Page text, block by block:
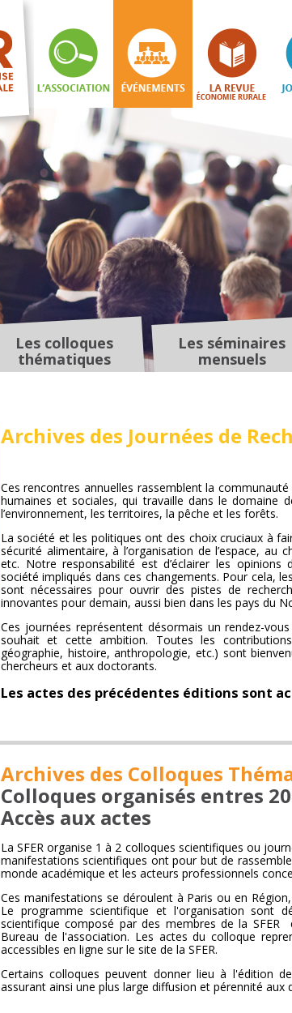
Les colloques
thématiques
Les séminaires
mensuels
Archives des Journées de
Ces rencontres annuelles rassemblent la
humaines et sociales, qui travaille dans le domaine
l’environnement, les territoires, la pêche et les forêts.
La société et les politiques ont des choix cruciaux à
sécurité alimentaire, à l’organisation de l’espace,
etc. Notre responsabilité est d’éclairer les opinions
société impliqués dans ces changements. Pour cela,
sont nécessaires pour ouvrir des pistes de
innovantes pour demain, aussi bien dans les pays du
Ces journées représentent désormais un rendez-
souhait et cette ambition. Toutes les
géographie, histoire, anthropologie, etc.) sont
chercheurs et aux doctorants.
Les actes des précédentes éditions sont
Archives des Colloques
Colloques organisés entres
Accès aux actes
La SFER organise 1 à 2 colloques scientifiques ou
manifestations scientifiques ont pour but de
monde académique et les acteurs professionnels
Ces manifestations se déroulent à Paris ou en
Le programme scientifique et l'organisation sont
scientifique composé par des membres de la
Bureau de l'association. Les actes du colloque
accessibles en ligne sur le site de la SFER.
Certains colloques peuvent donner lieu à l'édition
assurant ainsi une plus large diffusion et pérennité aux